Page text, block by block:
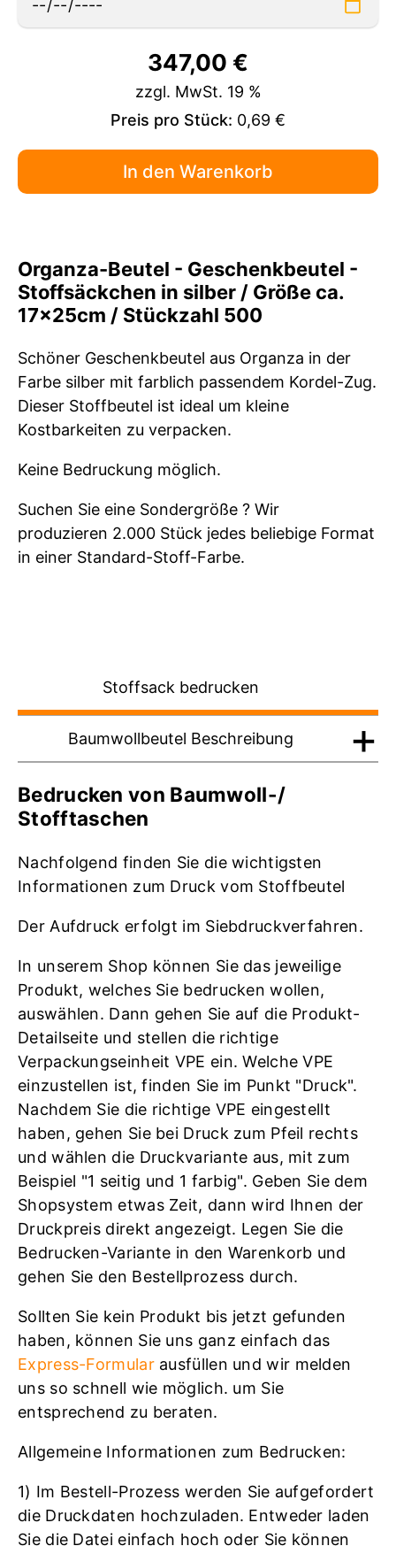
347,00 €
zzgl. MwSt. 19 %
Preis pro Stück: 0,69 €
Organza-Beutel - Geschenkbeutel -
Stoffsäckchen in silber / Größe ca.
17x25cm / Stückzahl 500
Schöner Geschenkbeutel aus Organza in der
Farbe silber mit farblich passendem Kordel-Zug.
Dieser Stoffbeutel ist ideal um kleine
Kostbarkeiten zu verpacken.
Keine Bedruckung möglich.
Suchen Sie eine Sondergröße ? Wir
produzieren 2.000 Stück jedes beliebige Format
in einer Standard-Stoff-Farbe.
Stoffsack bedrucken
Baumwollbeutel Beschreibung
Bedrucken von Baumwoll-/
Stofftaschen
Nachfolgend finden Sie die wichtigsten
Informationen zum Druck vom Stoffbeutel
Der Aufdruck erfolgt im Siebdruckverfahren.
In unserem Shop können Sie das jeweilige
Produkt, welches Sie bedrucken wollen,
auswählen. Dann gehen Sie auf die Produkt-
Detailseite und stellen die richtige
Verpackungseinheit VPE ein. Welche VPE
einzustellen ist, finden Sie im Punkt "Druck".
Nachdem Sie die richtige VPE eingestellt
haben, gehen Sie bei Druck zum Pfeil rechts
und wählen die Druckvariante aus, mit zum
Beispiel "1 seitig und 1 farbig". Geben Sie dem
Shopsystem etwas Zeit, dann wird Ihnen der
Druckpreis direkt angezeigt. Legen Sie die
Bedrucken-Variante in den Warenkorb und
gehen Sie den Bestellprozess durch.
Sollten Sie kein Produkt bis jetzt gefunden
haben, können Sie uns ganz einfach das
Express-Formular ausfüllen und wir melden
uns so schnell wie möglich. um Sie
entsprechend zu beraten.
Allgemeine Informationen zum Bedrucken:
1) Im Bestell-Prozess werden Sie aufgefordert
die Druckdaten hochzuladen. Entweder laden
Sie die Datei einfach hoch oder Sie können